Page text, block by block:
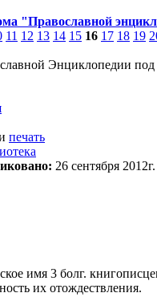
"Православной
11 12 13 14 15 16 17 18 19
Энциклопедии
печать
26 сентября 2012г.
имя 3 болг.
их отождествления.